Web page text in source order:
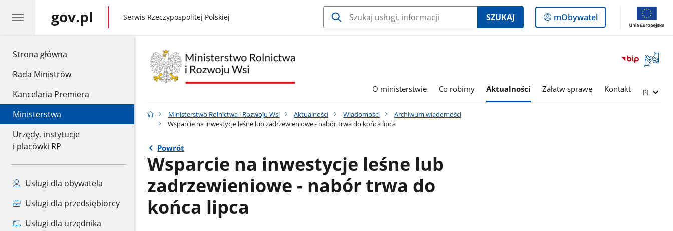
Strona główna
Rada Ministrów
Kancelaria Premiera
Ministerstwa
Urzędy, instytucje
i placówki RP
Usługi dla obywatela
Usługi dla przedsiębiorcy
Usługi dla urzędnika
gov.pl gov.pl
Serwis Rzeczypospolitej Polskiej SZUKAJ
Logowanie
do
mObywatel
Otwórz
okno
języka
O ministerstwie Co robimy Aktualności Załatw sprawę Kontakt Zmień
PL
Ministerstwo Rolnictwa i Rozwoju Wsi Aktualności Wiadomości
Archiwum wiadomości
Wsparcie na inwestycje leśne lub zadrzewieniowe - nabór trwa do końca lipca
Powrót
Wsparcie na inwestycje leśne lub
zadrzewieniowe - nabór trwa do
końca lipca